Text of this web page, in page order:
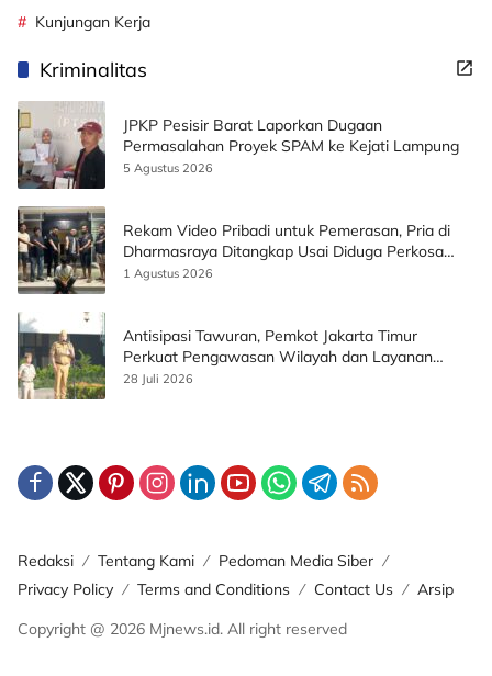
Kunjungan Kerja
Kriminalitas
JPKP Pesisir Barat Laporkan Dugaan
Permasalahan Proyek SPAM ke Kejati Lampung
5 Agustus 2026
Rekam Video Pribadi untuk Pemerasan, Pria di
Dharmasraya Ditangkap Usai Diduga Perkosa
Korban
1 Agustus 2026
Antisipasi Tawuran, Pemkot Jakarta Timur
Perkuat Pengawasan Wilayah dan Layanan
Publik
28 Juli 2026
Redaksi Tentang Kami
Pedoman Media Siber
Privacy Policy
Terms and Conditions Contact Us
Arsip
Copyright @ 2026 Mjnews.id. All right reserved